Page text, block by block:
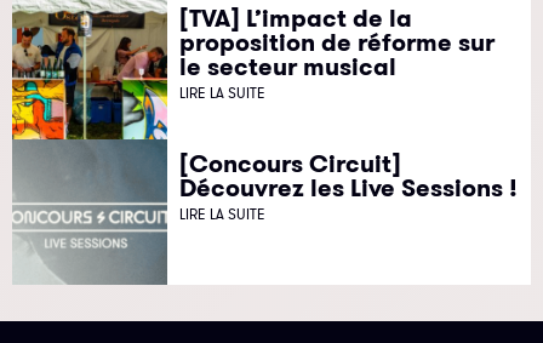
[TVA] L’impact de la
proposition de réforme sur
le secteur musical
LIRE LA SUITE
[Concours Circuit]
Découvrez les Live Sessions !
LIRE LA SUITE